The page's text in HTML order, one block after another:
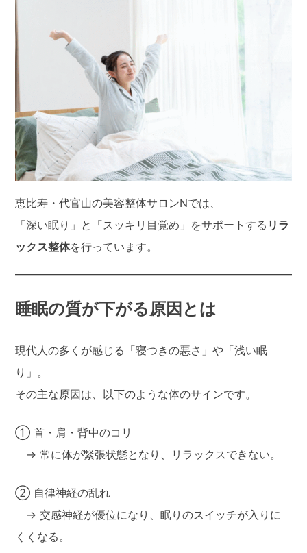
恵比寿・代官山の美容整体サロンNでは、
「深い眠り」と「スッキリ目覚め」をサポートする リラ
ックス整体を行っています。
睡眠の質が下がる原因とは
現代人の多くが感じる「寝つきの悪さ」や「浅い眠
り」。
その主な原因は、以下のような体のサインです。
① 首・肩・背中のコリ
→ 常に体が緊張状態となり、リラックスできない。
② 自律神経の乱れ
→ 交感神経が優位になり、眠りのスイッチが入りに
くくなる。